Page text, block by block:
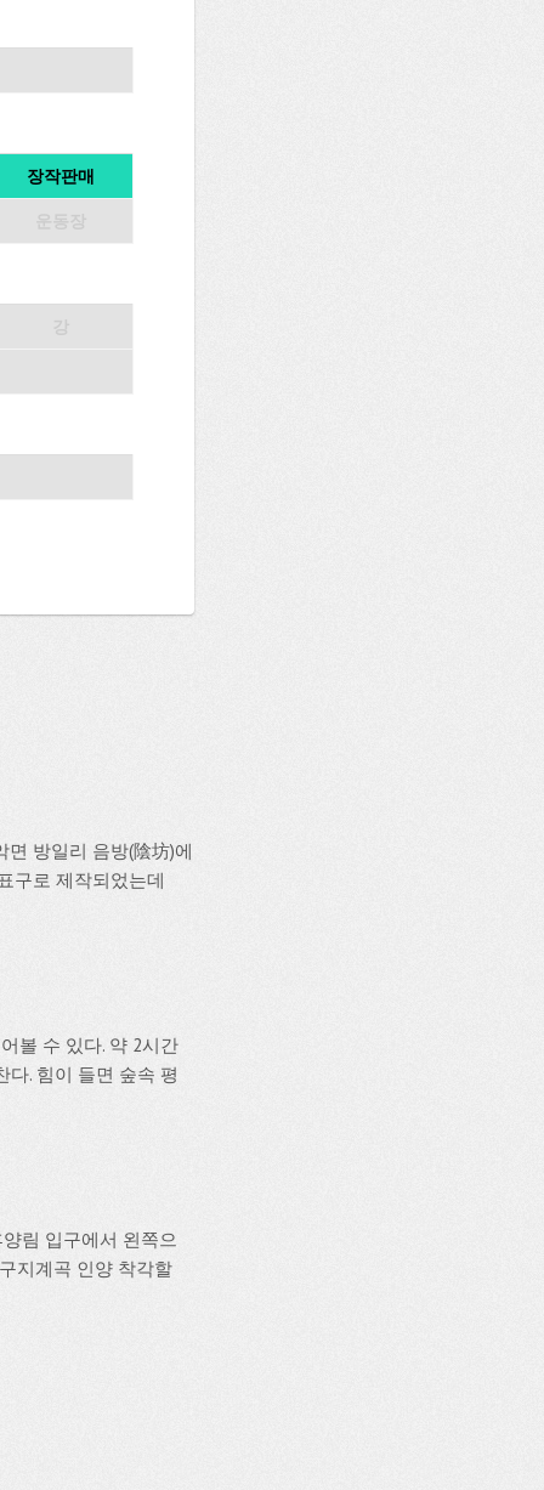
장작판매
방일리 음방(陰坊)에
구로 제작되었는데
볼 수 있다. 약 2시간
다. 힘이 들면 숲속 평
림 입구에서 왼쪽으
지계곡 인양 착각할